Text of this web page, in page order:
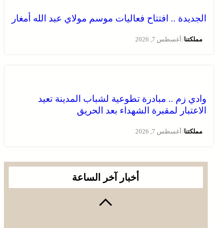
الجديدة .. افتتاح فعاليات موسم مولاي عبد الله أمغار
مملكتنا/أغسطس 7, 2026
وادي زم .. مبادرة تطوعية لشباب المدينة تعيد
الاعتبار لمقبرة الشهداء بعد الحريق
مملكتنا/أغسطس 7, 2026
أخبار آخر الساعة
الجديدة .. افتتاح فعاليات موسم مولاي عبد الله أمغار